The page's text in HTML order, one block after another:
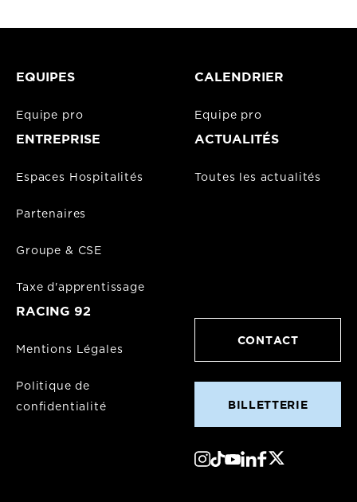
EQUIPES
Equipe pro
CALENDRIER
Equipe pro
ENTREPRISE
Espaces Hospitalités
Partenaires
Groupe & CSE
Taxe d'apprentissage
ACTUALITÉS
Toutes les actualités
RACING 92
Mentions Légales
Politique de
confidentialité
CONTACT
BILLETTERIE